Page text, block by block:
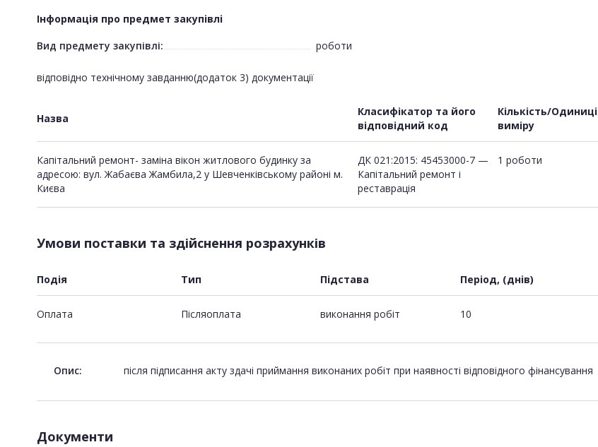
Інформація про предмет закупівлі
Вид предмету закупівлі:
роботи
відповідно технічному завданню(додаток 3) документації
Назва
Класифікатор та його
відповідний код
Кількість/Одиниці
виміру
Капітальний ремонт- заміна вікон житлового будинку за
адресою: вул. Жабаєва Жамбила,2 у Шевченківському районі м.
Києва
ДК 021:2015: 45453000-7 —
Капітальний ремонт і
реставрація
1 роботи
Умови поставки та здійснення розрахунків
Подія Тип Підстава Період, (днів)
Оплата Пiсляоплата виконання робіт 10
Опис: після підписання акту здачі приймання виконаних робіт при наявності відповідного фінансування
Документи